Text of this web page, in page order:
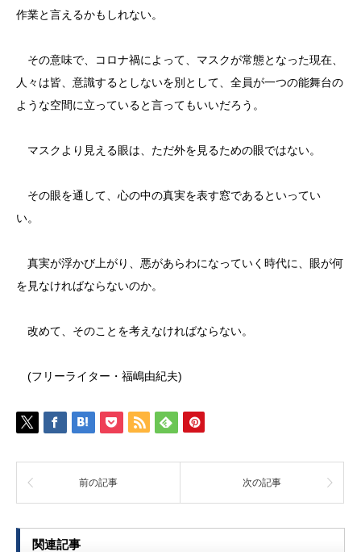
作業と言えるかもしれない。
その意味で、コロナ禍によって、マスクが常態となった現在、
人々は皆、意識するとしないを別として、全員が一つの能舞台の
ような空間に立っていると言ってもいいだろう。
マスクより見える眼は、ただ外を見るための眼ではない。
その眼を通して、心の中の真実を表す窓であるといってい
い。
真実が浮かび上がり、悪があらわになっていく時代に、眼が何
を見なければならないのか。
改めて、そのことを考えなければならない。
(フリーライター・福嶋由紀夫)
前の記事 次の記事
関連記事